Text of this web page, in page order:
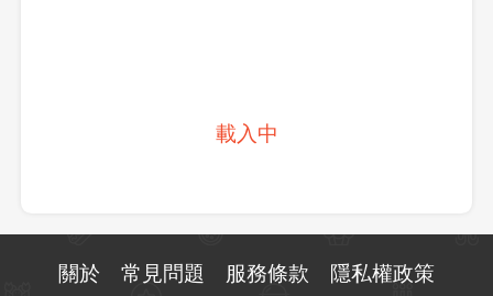
載入中
關於 常見問題 服務條款
隱私權政策